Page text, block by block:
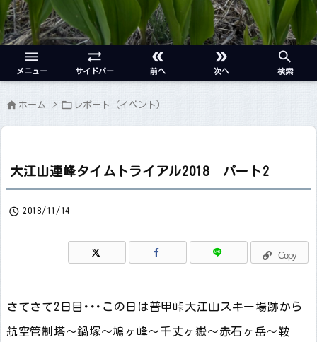

メニュー

サイドバー

前へ

次へ

検索
 ホーム >  レポート（イベント）
大江山連峰タイムトライアル2018 パート2
 2018/11/14
Copy
さてさて2日目･･･この日は普甲峠大江山スキー場跡から
航空管制塔〜鍋塚〜鳩ヶ峰〜千丈ヶ嶽〜赤石ヶ岳〜鞍